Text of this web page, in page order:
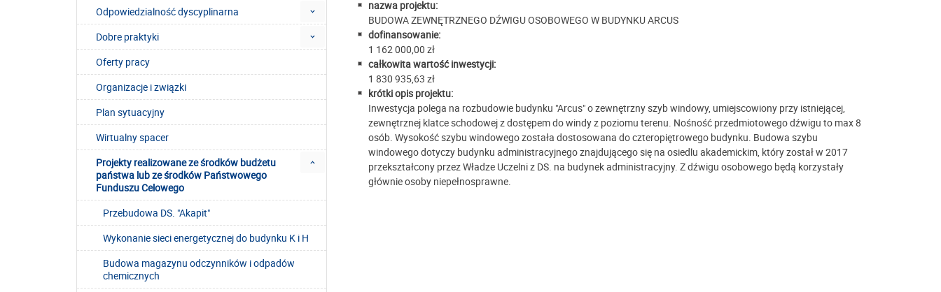
nazwa projektu:
BUDOWA ZEWNĘTRZNEGO DŹWIGU OSOBOWEGO W BUDYNKU ARCUS
dofinansowanie:
1 162 000,00 zł
całkowita wartość inwestycji:
1 830 935,63 zł
krótki opis projektu:
Inwestycja polega na rozbudowie budynku "Arcus" o zewnętrzny szyb windowy, umiejscowiony przy istniejącej,
zewnętrznej klatce schodowej z dostępem do windy z poziomu terenu. Nośność przedmiotowego dźwigu to max 8
osób. Wysokość szybu windowego została dostosowana do czteropiętrowego budynku. Budowa szybu
windowego dotyczy budynku administracyjnego znajdującego się na osiedlu akademickim, który został w 2017
przekształcony przez Władze Uczelni z DS. na budynek administracyjny. Z dźwigu osobowego będą korzystały
głównie osoby niepełnosprawne.
Odpowiedzialność dyscyplinarna
Dobre praktyki
Oferty pracy
Organizacje i związki
Plan sytuacyjny
Wirtualny spacer
Projekty realizowane ze środków budżetu
państwa lub ze środków Państwowego
Funduszu Celowego
Przebudowa DS. "Akapit"
Wykonanie sieci energetycznej do budynku K i H
Budowa magazynu odczynników i odpadów
chemicznych